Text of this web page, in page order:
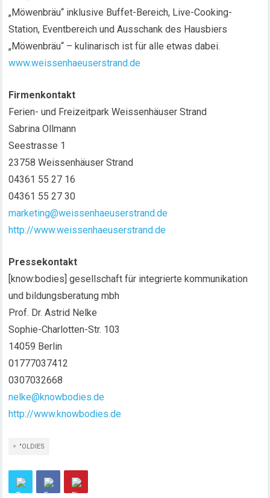
„Möwenbräu“ inklusive Buffet-Bereich, Live-Cooking-
Station, Eventbereich und Ausschank des Hausbiers
„Möwenbräu“ – kulinarisch ist für alle etwas dabei.
www.weissenhaeuserstrand.de
Firmenkontakt
Ferien- und Freizeitpark Weissenhäuser Strand
Sabrina Ollmann
Seestrasse 1
23758 Weissenhäuser Strand
04361 55 27 16
04361 55 27 30
marketing@weissenhaeuserstrand.de
http://www.weissenhaeuserstrand.de
Pressekontakt
[know:bodies] gesellschaft für integrierte kommunikation
und bildungsberatung mbh
Prof. Dr. Astrid Nelke
Sophie-Charlotten-Str. 103
14059 Berlin
01777037412
0307032668
nelke@knowbodies.de
http://www.knowbodies.de
"OLDIES